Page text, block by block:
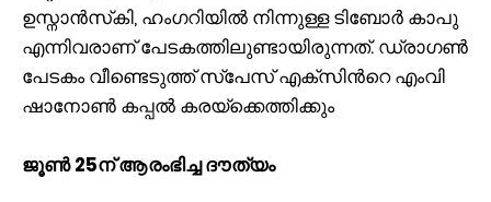
ഉസ്നാൻസ്‌കി, ഹംഗറിയിൽ നിന്നുള്ള ടിബോർ കാപു
എന്നിവരാണ് പേടകത്തിലുണ്ടായിരുന്നത്. ഡ്രാഗണ്‍
പേടകം വീണ്ടെടുത്ത് സ്പേസ് എക്‌സിന്‍റെ എംവി
ഷാനോൺ കപ്പല്‍ കരയ്‌ക്കെത്തിക്കും
ജൂണ്‍ 25ന് ആരംഭിച്ച ദൗത്യം